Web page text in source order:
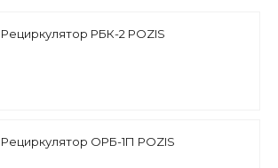
Рециркулятор РБК-2 POZIS
Рециркулятор ОРБ-1П POZIS